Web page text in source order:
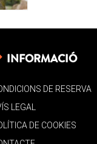
INFORMACIÓ
DE RESERVA
LEGAL
DE COOKIES